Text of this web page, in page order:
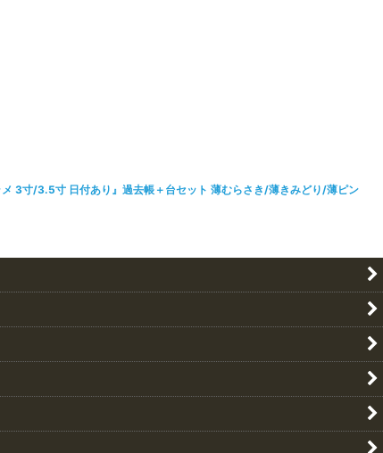
3寸/3.5寸 日付あり』過去帳＋台セット 薄むらさき/薄きみどり/薄ピン